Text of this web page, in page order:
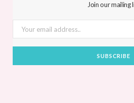
Join our mailing